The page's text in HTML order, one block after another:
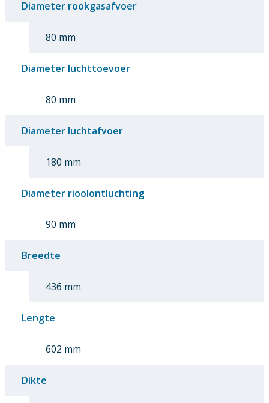
Diameter rookgasafvoer
80 mm
Diameter luchttoevoer
80 mm
Diameter luchtafvoer
180 mm
Diameter rioolontluchting
90 mm
Breedte
436 mm
Lengte
602 mm
Dikte